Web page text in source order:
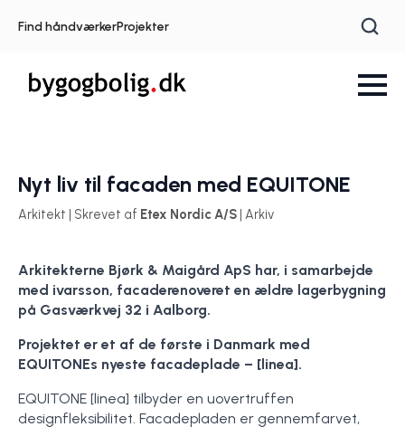
Find håndværkerProjekter
Nyt liv til facaden med EQUITONE
Arkitekt | Skrevet af Etex Nordic A/S | Arkiv
Arkitekterne Bjørk & Maigård ApS har, i samarbejde
med ivarsson, facaderenoveret en ældre lagerbygning
på Gasværkvej 32 i Aalborg.
Projektet er et af de første i Danmark med
EQUITONEs nyeste facadeplade – [linea].
EQUITONE [linea] tilbyder en uovertruffen
designfleksibilitet. Facadepladen er gennemfarvet,